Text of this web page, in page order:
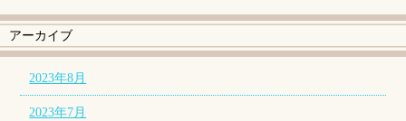
アーカイブ
2023年8月
2023年7月